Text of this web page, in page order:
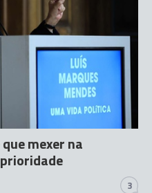
mexer na
3